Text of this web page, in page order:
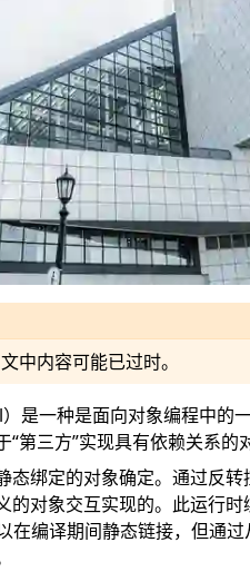
中内容可能已过时。
是一种是面向对象编程中的
第三方”实现具有依赖关系的
态绑定的对象确定。通过反
的对象交互实现的。此运行
在编译期间静态链接，但通